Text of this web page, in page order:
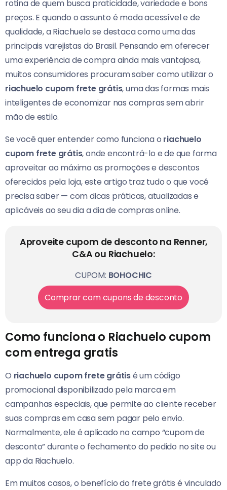
rotina de quem busca praticidade, variedade e bons
preços. E quando o assunto é moda acessível e de
qualidade, a Riachuelo se destaca como uma das
principais varejistas do Brasil. Pensando em oferecer
uma experiência de compra ainda mais vantajosa,
muitos consumidores procuram saber como utilizar o
riachuelo cupom frete grátis, uma das formas mais
inteligentes de economizar nas compras sem abrir
mão de estilo.
Se você quer entender como funciona o riachuelo
cupom frete grátis, onde encontrá-lo e de que forma
aproveitar ao máximo as promoções e descontos
oferecidos pela loja, este artigo traz tudo o que você
precisa saber — com dicas práticas, atualizadas e
aplicáveis ao seu dia a dia de compras online.
Aproveite cupom de desconto na Renner,
C&A ou Riachuelo:
CUPOM: BOHOCHIC
Comprar com cupons de desconto
Como funciona o Riachuelo cupom
com entrega gratis
O riachuelo cupom frete grátisé um código
promocional disponibilizado pela marca em
campanhas especiais, que permite ao cliente receber
suas compras em casa sem pagar pelo envio.
Normalmente, ele é aplicado no campo “cupom de
desconto” durante o fechamento do pedido no site ou
app da Riachuelo.
Em muitos casos, o benefício do frete grátis é vinculado